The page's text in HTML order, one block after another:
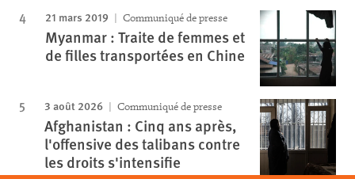
21 mars 2019 Communiqué de presse
Myanmar : Traite de femmes et
de filles transportées en Chine
3 août 2026 Communiqué de presse
Afghanistan : Cinq ans après,
l'offensive des talibans contre
les droits s'intensifie